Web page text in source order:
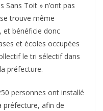
Sans Toit » n’ont pas
trouve même
et bénéficie donc
et écoles occupées
le tri sélectif dans
préfecture.
personnes ont installé
préfecture, afin de